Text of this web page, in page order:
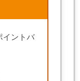
イントバ